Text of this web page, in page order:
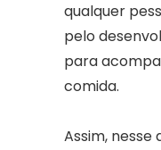
qualquer
pelo
para
comida.
Assim,